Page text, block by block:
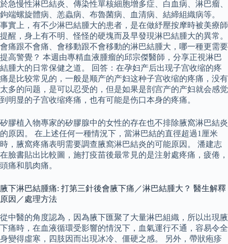
於急慢性淋巴結炎、傳染性單核細胞增多症、白血病、淋巴瘤、
鉤端螺旋體病、恙蟲病、布魯菌病、血清病、結締組織病等。
事實上，有不少淋巴結腫大的患者，是在做紓壓按摩時被美療師
提醒，身上有不明、怪怪的硬塊而及早發現淋巴結腫大的異常。
會痛跟不會痛、會移動跟不會移動的淋巴結腫大，哪一種更需要
提高警覺？ 本週由專精血液腫瘤的邱宗傑醫師，分享正視淋巴
結腫大的日常保健之道。 回答：在孕妇产后出现子宫收缩的疼
痛是比较常见的，一般是顺产的产妇这种子宫收缩的疼痛，没有
太多的问题，是可以忍受的，但是如果是剖宫产的产妇就会感觉
到明显的子宫收缩疼痛，也有可能是伤口本身的疼痛。
矽膠植入物專家的矽膠腺中的女性的存在也不排除腋窩淋巴結炎
的原因。 在上述任何一種情況下，當淋巴結的直徑超過1厘米
時，腋窩疼痛表明需要調查腋窩淋巴結炎的可能原因。 潘建志
在臉書貼出比較圖，施打疫苗後最常見的是注射處疼痛，疲倦，
頭痛和肌肉痛。
腋下淋巴結腫痛: 打第三針後會腋下痛／淋巴結腫大？ 醫生解釋
原因／處理方法
從中醫的角度認為，因為腋下匯聚了大量淋巴組織，所以出現腋
下痛時，在血液循環受影響的情況下，血氣運行不通，容易令全
身變得虛寒，四肢因而出現冰冷、僵硬之感。 另外，帶狀疱疹